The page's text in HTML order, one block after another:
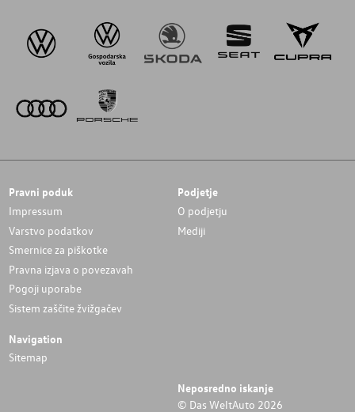
Pravni poduk
Impressum
Varstvo podatkov
Smernice za piškotke
Pravna izjava o povezavah
Pogoji uporabe
Sistem zaščite žvižgačev
Podjetje
O podjetju
Mediji
Navigation
Sitemap
Neposredno iskanje
© Das WeltAuto 2026